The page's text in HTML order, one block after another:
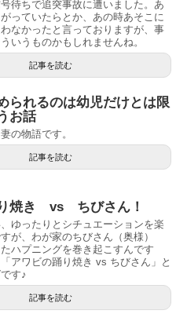
待ちで追突事故に遭いました。あ
っていたらとか、あの時あそこに
なかったと言っておりますが、事
いうものかもしれませんね。
記事を読む
られるのは幼児だけとは限
お話
の物語です。
記事を読む
焼き vs ちびさん！
ゆったりとシチュエーションを楽
が、わが家のちびさん（奥様）
ハプニングを巻き起こすんです
アワビの踊り焼き vs ちびさん」と
す♪
記事を読む